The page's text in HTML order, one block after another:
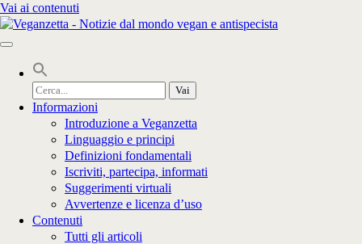
Vai ai contenuti
Cerca
per:
Informazioni
Introduzione a Veganzetta
Linguaggio e principi
Definizioni fondamentali
Iscriviti, partecipa, informati
Suggerimenti virtuali
Avvertenze e licenza d’uso
Contenuti
Tutti gli articoli